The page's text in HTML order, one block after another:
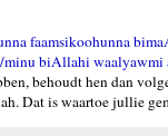
faamsikoohunna
biAllahi
behoudt hen dan
Dat is waartoe jullie